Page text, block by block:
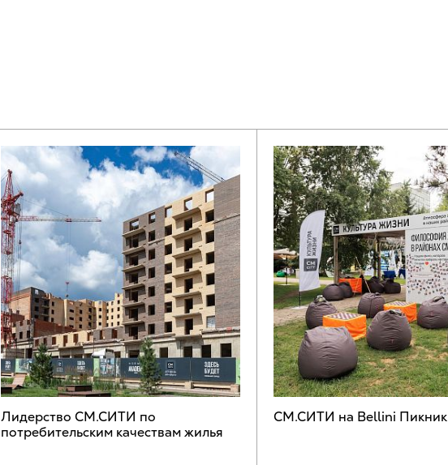
Лидерство СМ.СИТИ по
потребительским качествам жилья
СМ.СИТИ на Bellini Пикник